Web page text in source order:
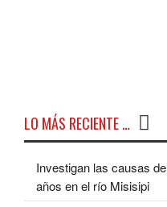
LO MÁS RECIENTE …
Investigan las causas
años en el río Misisipi